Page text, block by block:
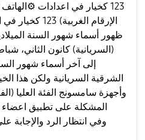
123 كخيار في اعدادات
⚙️الهاتف
الإرقام الغربية) 123 كخيار في اعدادات
ظهور أسماء شهور السنة
(السريانية) كانون الثاني،
إلى آخر أسماء شهور
الشرقية السريانية ولكن هذا
وأجهزة سامسونج الفئة العليا
المشكلة على تطبيق